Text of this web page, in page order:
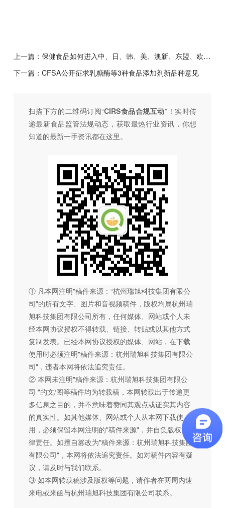
上一篇： 保健食品如何进入中、日、韩、美、澳新、东盟、欧盟等主要市场？各国的监管模式有什么不同？
下一篇： CFSA公开征求乳糖酶等3种食品添加剂新品种意见
扫描下方的二维码订阅“CIRS食品合规互动”！ 实时传
递最新食品监管法规动态，获取最热行业资讯， 你想
知道的最新一手资讯都在这里。
① 凡本网注明"稿件来源：“杭州瑞旭科技集团有限公
司"的所有文字、图片和音视频稿件，版权均属杭州瑞
旭科技集团有限公司所有，任何媒体、网站或个人未
经本网协议授权不得转载、链接、转贴或以其他方式
复制发表。已经本网协议授权的媒体、网站，在下载
使用时必须注明"稿件来源：杭州瑞旭科技集团有限公
司"，违者本网将依法追究责任。
② 本网未注明"稿件来源：杭州瑞旭科技集团有限公
司 "的文/图等稿件均为转载稿，本网转载出于传递更
多信息之目的，并不意味着赞同其观点或证实其内容
的真实性。如其他媒体、网站或个人从本网下载使
用，必须保留本网注明的"稿件来源"，并自负版权等法
律责任。如擅自篡改为"稿件来源：杭州瑞旭科技集团
有限公司"，本网将依法追究责任。如对稿件内容有疑
议，请及时与我们联系。
③ 如本网转载稿涉及版权等问题，请作者在两周内速
来电或来函与杭州瑞旭科技集团有限公司联系。